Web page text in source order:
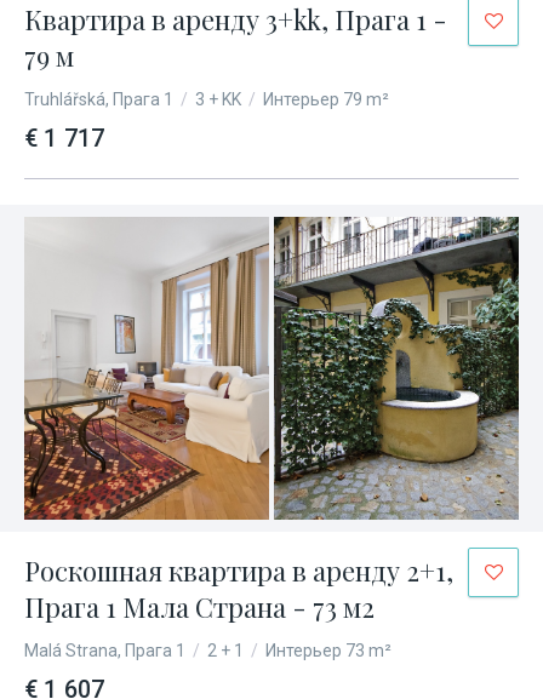
Квартира в аренду 3+kk, Прага 1 -
79 м
Truhlářská, Прага 1 / 3 + KK / Интерьер 79 m²
€ 1 717
Роскошная квартира в аренду 2+1,
Прага 1 Мала Страна - 73 м2
Malá Strana, Прага 1 / 2 + 1 / Интерьер 73 m²
€ 1 607